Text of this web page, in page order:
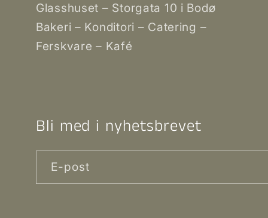
Glasshuset – Storgata 10 i Bodø
Bakeri – Konditori – Catering –
Ferskvare – Kafé
Bli med i nyhetsbrevet
E-post